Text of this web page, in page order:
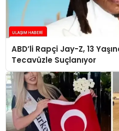
ABD’li Rapçi Jay-Z, 13
Tecavüzle Suçlanıyor